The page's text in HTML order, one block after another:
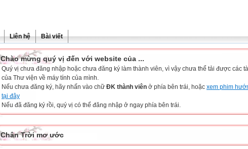
Liên hệ Bài viết
Chào mừng quý vị đến với website của ...
Quý vị chưa đăng nhập hoặc chưa đăng ký làm thành viên, vì vậy chưa thể tải được các
của Thư viện về máy tính của mình.
Nếu chưa đăng ký, hãy nhấn vào chữ ĐK thành viên ở phía bên trái, hoặc xem phim
tại đây
Nếu đã đăng ký rồi, quý vị có thể đăng nhập ở ngay phía bên trái.
Chân Trời mơ ước